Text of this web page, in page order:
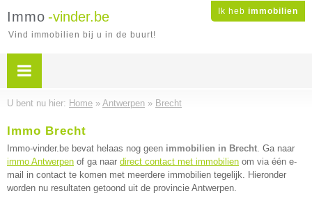
Ik heb immobilien
Immo -vinder.be
Vind immobilien bij u in de buurt!
U bent nu hier: Home » Antwerpen » Brecht
Immo Brecht
Immo-vinder.be bevat helaas nog geen immobilien in Brecht. Ga naar
immo Antwerpen of ga naar direct contact met immobilien om via één e-
mail in contact te komen met meerdere immobilien tegelijk. Hieronder
worden nu resultaten getoond uit de provincie Antwerpen.